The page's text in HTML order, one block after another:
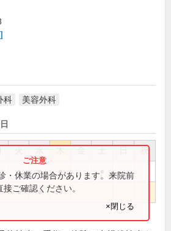
科 美容外科
祝
● ● ●
● ● ●
・休業の場合があります。来院前
ご確認ください。
×閉じる